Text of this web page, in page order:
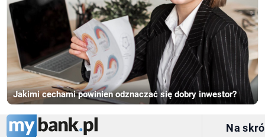
Jakimi cechami powinien odznaczać się dobry inwestor?
Na